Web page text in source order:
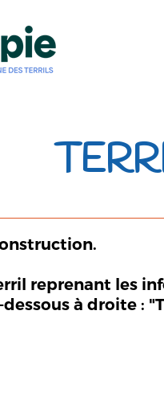
reprenant les
à droite :